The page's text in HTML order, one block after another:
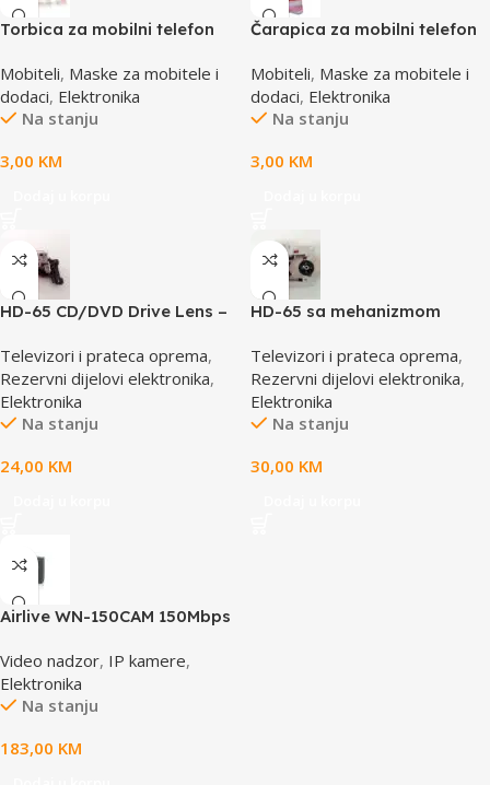
Torbica za mobilni telefon
110x43x17mm
Mobiteli, Maske za mobitele i
dodaci, Elektronika
Na stanju
3,00 KM
Čarapica za mobilni telefon
bijela 65x100mm
Mobiteli, Maske za mobitele i
dodaci, Elektronika
Na stanju
3,00 KM
HD-65 CD/DVD Drive Lens –
Televizori i prateca oprema,
Rezervni dijelovi elektronika,
Elektronika
Na stanju
24,00 KM
HD-65 sa mehanizmom
AE-HD65M
Televizori i prateca oprema,
Rezervni dijelovi elektronika,
Elektronika
Na stanju
30,00 KM
Airlive WN-150CAM 150Mbps
Video nadzor, IP kamere,
Elektronika
Na stanju
183,00 KM